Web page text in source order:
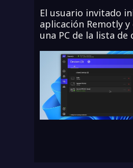
El usuario invitado
aplicación Remotly
una PC de la lista de